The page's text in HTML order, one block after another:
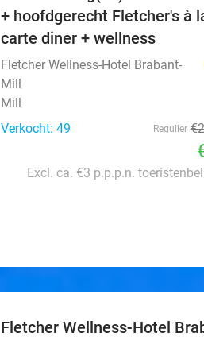
+ hoofdgerecht Fletcher's à
carte diner + wellness
Fletcher Wellness-Hotel Brabant-
Mill
Mill
Verkocht: 49
Regulier
Excl. ca. €3 p.p.p.n.
Fletcher Wellness-Hotel